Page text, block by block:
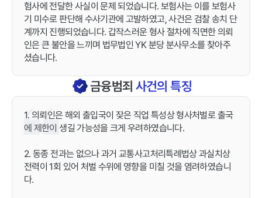
험사에 전달한 사실이 문제 되었습니다. 보험사는 이를 보험사
기 미수로 판단해 수사기관에 고발하였고, 사건은 검찰 송치 단
계까지 진행되었습니다. 갑작스러운 형사 절차에 직면한 의뢰
인은 큰 불안을 느끼며 법무법인 YK 분당 분사무소를 찾아주
셨습니다.
금융범죄사건의 특징
1. 의뢰인은 해외 출입국이 잦은 직업 특성상 형사처벌로 출국
에 제한이 생길 가능성을 크게 우려하였습니다.
2. 동종 전과는 없으나 과거 교통사고처리특례법상 과실치상
전력이 1회 있어 처벌 수위에 영향을 미칠 것을 염려하였습니
다.